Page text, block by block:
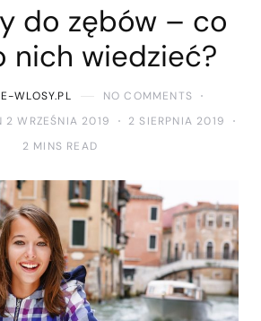
do zębów – co
nich wiedzieć?
WLOSY.PL
NO COMMENTS
2 WRZEŚNIA 2019
2 SIERPNIA 2019
2 MINS READ